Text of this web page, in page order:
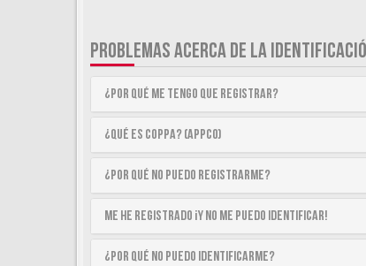
PROBLEMAS ACERCA DE LA
¿Por qué me tengo que registrar?
¿Qué es COPPA? (APPCO)
¿Por qué no puedo registrarme?
Me he registrado ¡y no me puedo identificar!
¿Por qué no puedo identificarme?